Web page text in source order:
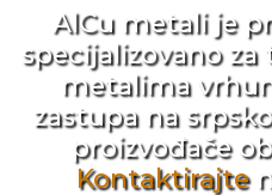
AlCu metali je
specijalizovano
metalima
zastupa na
proizvođače
Kontaktirajte